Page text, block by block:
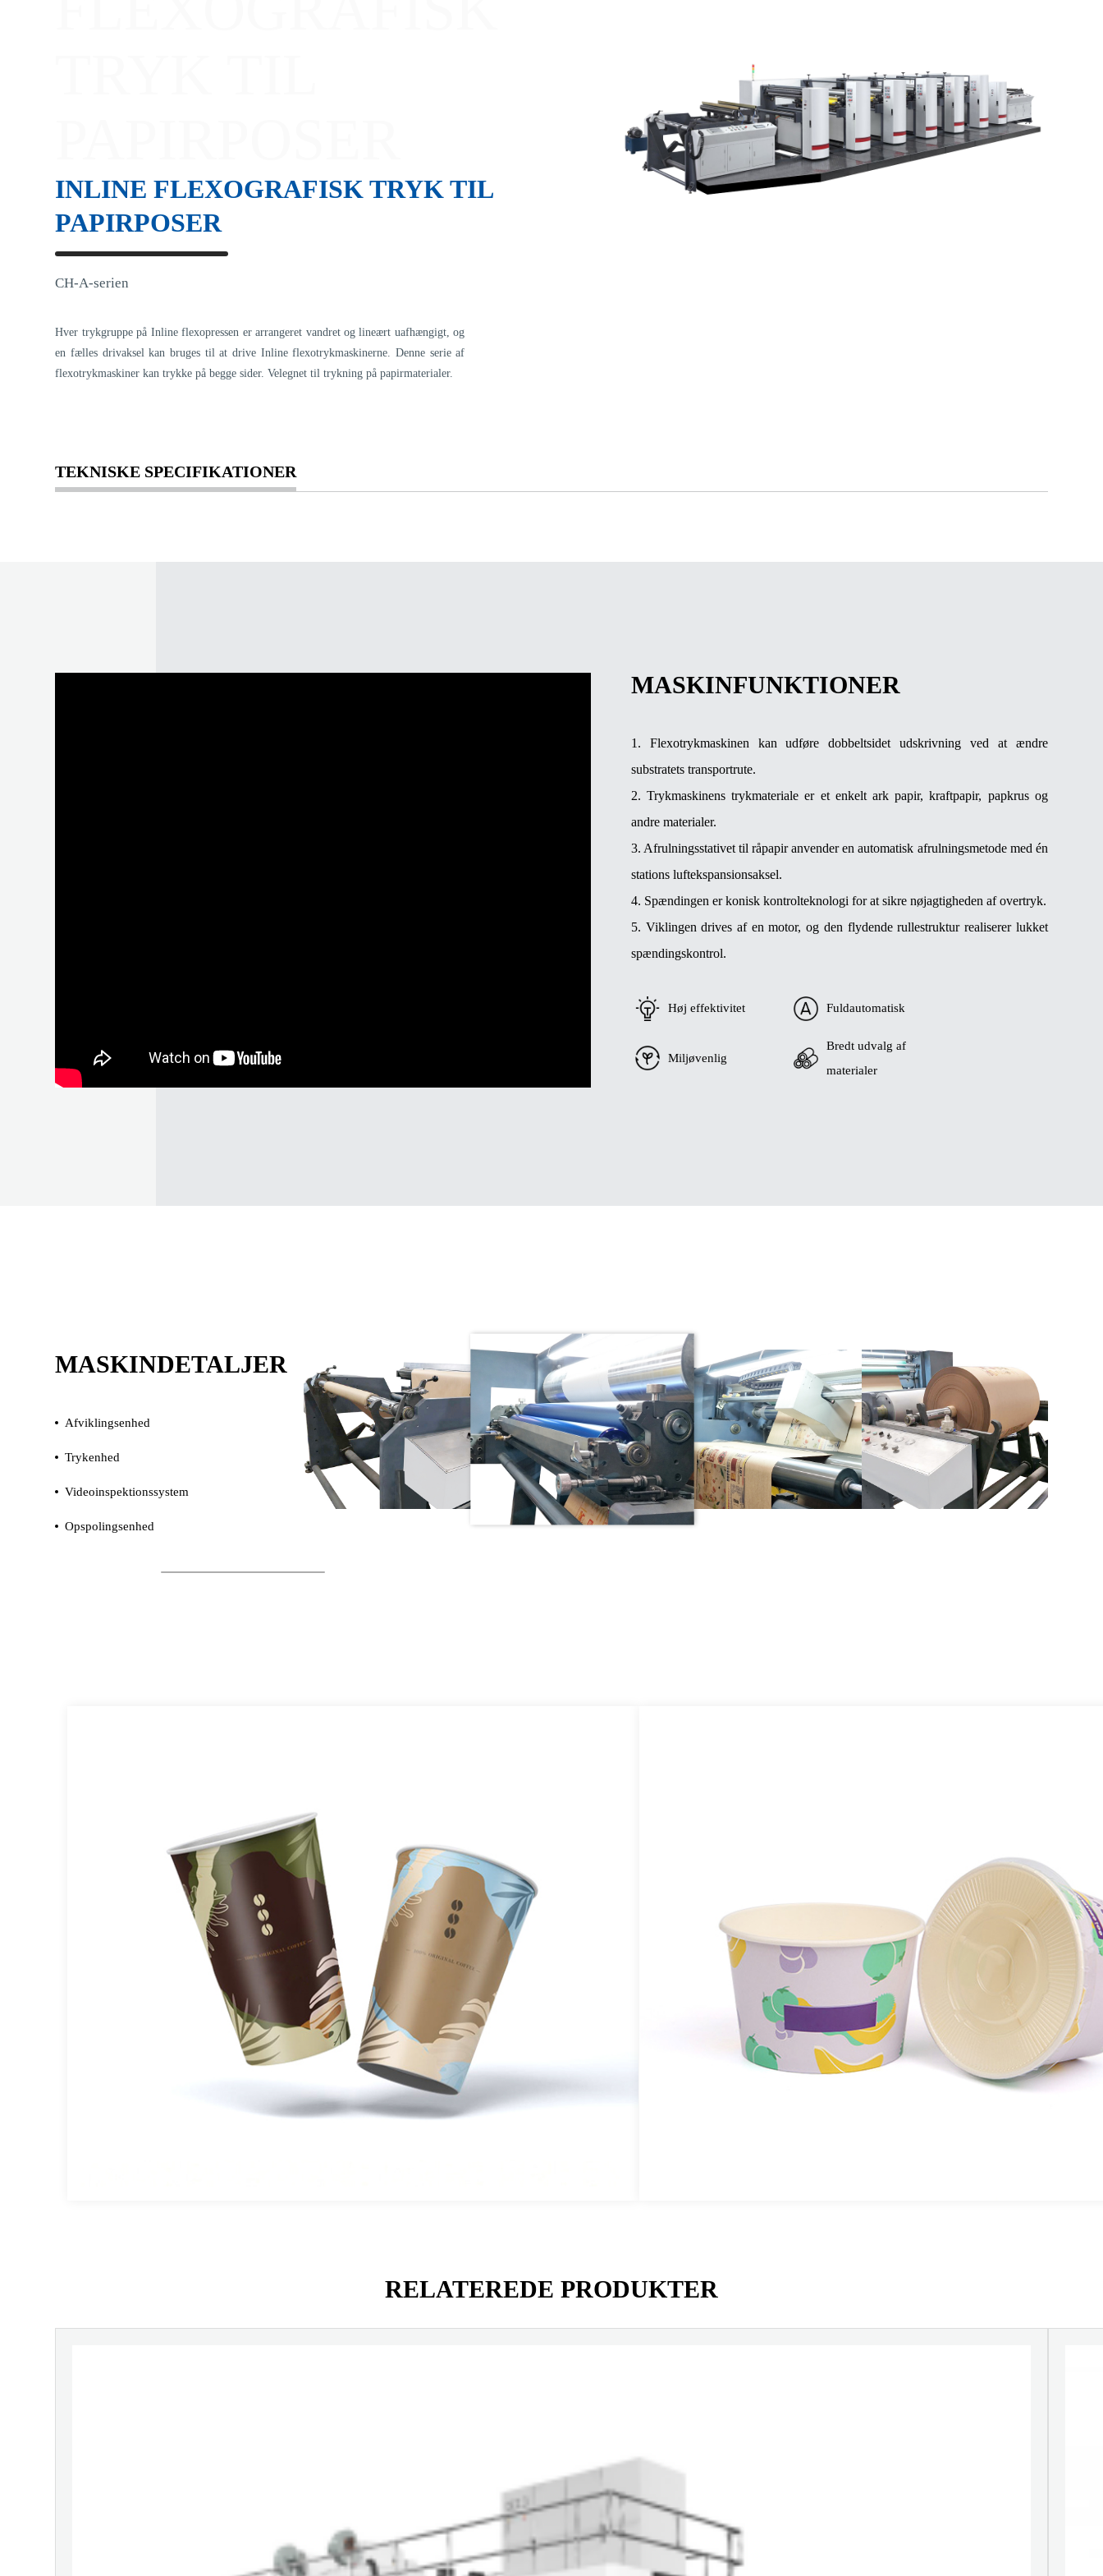
INLINE FLEXOGRAFISK TRYK TIL
PAPIRPOSER
CH-A-serien
Hver trykgruppe på Inline flexopressen er arrangeret vandret og lineært uafhængigt, og
en fælles drivaksel kan bruges til at drive Inline flexotrykmaskinerne. Denne serie af
flexotrykmaskiner kan trykke på begge sider. Velegnet til trykning på papirmaterialer.
TEKNISKE SPECIFIKATIONER
MASKINFUNKTIONER
1. Flexotrykmaskinen kan udføre dobbeltsidet udskrivning ved at ændre
substratets transportrute.
2. Trykmaskinens trykmateriale er et enkelt ark papir, kraftpapir, papkrus og
andre materialer.
3. Afrulningsstativet til råpapir anvender en automatisk afrulningsmetode med én
stations luftekspansionsaksel.
4. Spændingen er konisk kontrolteknologi for at sikre nøjagtigheden af ​​overtryk.
5. Viklingen drives af en motor, og den flydende rullestruktur realiserer lukket
spændingskontrol.
Høj effektivitet Fuldautomatisk
Miljøvenlig
Bredt udvalg af
materialer
MASKINDETALJER
Afviklingsenhed
Trykenhed
Videoinspektionssystem
Opspolingsenhed
EKSEMPELVISNING
Inline flexotrykmaskiner har en bred vifte af
anvendelsesmaterialer og er meget
RELATEREDE PRODUKTER